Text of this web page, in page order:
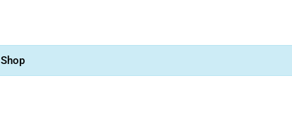
Shop